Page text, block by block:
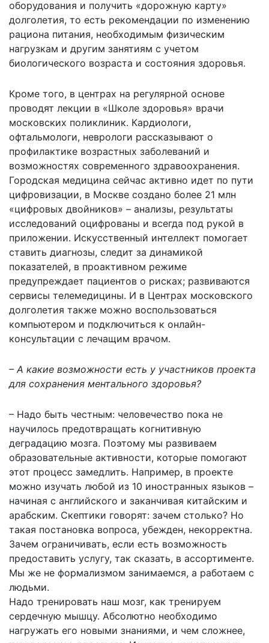
оборудования и получить «дорожную карту»
долголетия, то есть рекомендации по изменению
рациона питания, необходимым физическим
нагрузкам и другим занятиям с учетом
биологического возраста и состояния здоровья.
Кроме того, в центрах на регулярной основе
проводят лекции в «Школе здоровья» врачи
московских поликлиник. Кардиологи,
офтальмологи, неврологи рассказывают о
профилактике возрастных заболеваний и
возможностях современного здравоохранения.
Городская медицина сейчас активно идет по пути
цифровизации, в Москве создано более 21 млн
«цифровых двойников» – анализы, результаты
исследований оцифрованы и всегда под рукой в
приложении. Искусственный интеллект помогает
ставить диагнозы, следит за динамикой
показателей, в проактивном режиме
предупреждает пациентов о рисках; развиваются
сервисы телемедицины. И в Центрах московского
долголетия также можно воспользоваться
компьютером и подключиться к онлайн-
консультации с лечащим врачом.
– А какие возможности есть у участников проекта
для сохранения ментального здоровья?
– Надо быть честным: человечество пока не
научилось предотвращать когнитивную
деградацию мозга. Поэтому мы развиваем
образовательные активности, которые помогают
этот процесс замедлить. Например, в проекте
можно изучать любой из 10 иностранных языков –
начиная с английского и заканчивая китайским и
арабским. Скептики говорят: зачем столько? Но
такая постановка вопроса, убежден, некорректна.
Зачем ограничивать, если есть возможность
предоставить услугу, так сказать, в ассортименте.
Мы же не формализмом занимаемся, а работаем с
людьми.
Надо тренировать наш мозг, как тренируем
сердечную мышцу. Абсолютно необходимо
нагружать его новыми знаниями, и чем сложнее,